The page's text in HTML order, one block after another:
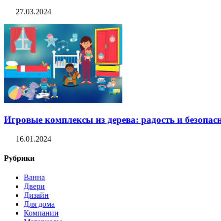
27.03.2024
Игровые комплексы из дерева: радость и
16.01.2024
Рубрики
Ванна
Двери
Дизайн
Для дома
Компании